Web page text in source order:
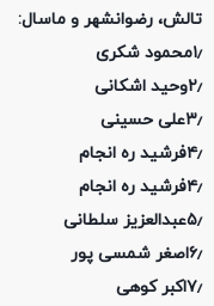
تالش، رضوانشهر و ماسال:
۱٫محمود شکری
۲٫وحید اشکانی
۳٫علی حسینی
۴٫فرشید ره انجام
۴٫فرشید ره انجام
۵٫عبدالعزیز سلطانی
۶٫اصغر شمسی پور
۷٫اکبر کوهی